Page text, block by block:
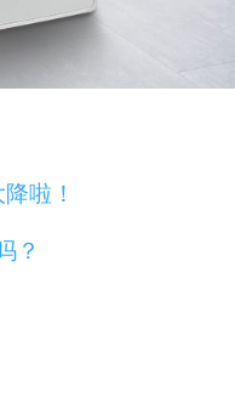
啦！
？